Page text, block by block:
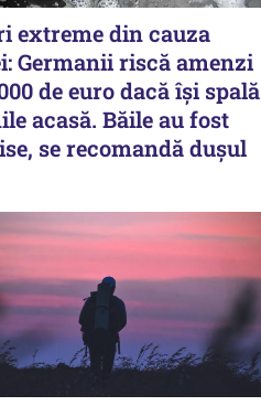
extreme din cauza
Germanii riscă amenzi
de euro dacă își spală
acasă. Băile au fost
se recomandă dușul